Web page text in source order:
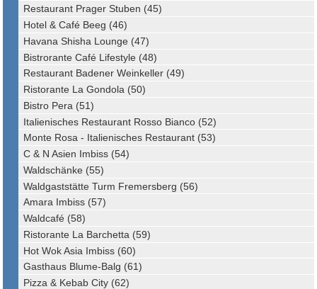
Restaurant Prager Stuben (45)
Hotel & Café Beeg (46)
Havana Shisha Lounge (47)
Bistrorante Café Lifestyle (48)
Restaurant Badener Weinkeller (49)
Ristorante La Gondola (50)
Bistro Pera (51)
Italienisches Restaurant Rosso Bianco (52)
Monte Rosa - Italienisches Restaurant (53)
C & N Asien Imbiss (54)
Waldschänke (55)
Waldgaststätte Turm Fremersberg (56)
Amara Imbiss (57)
Waldcafé (58)
Ristorante La Barchetta (59)
Hot Wok Asia Imbiss (60)
Gasthaus Blume-Balg (61)
Pizza & Kebab City (62)